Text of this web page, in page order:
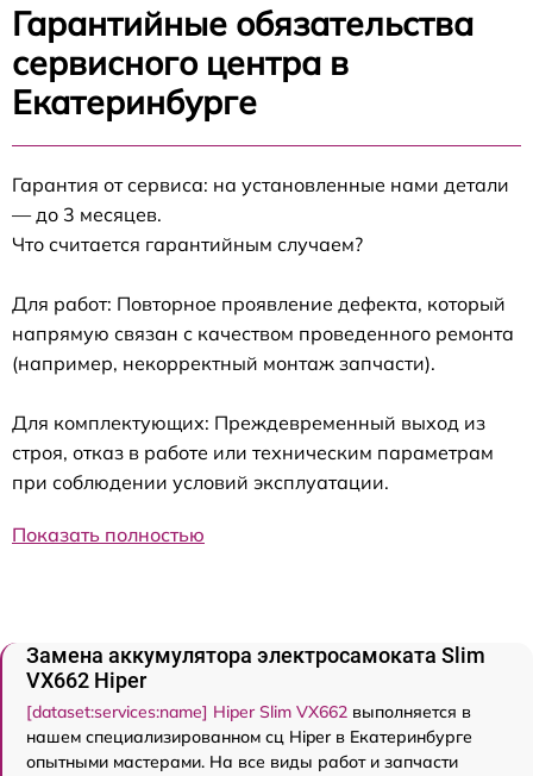
Гарантийные обязательства
сервисного центра в
Екатеринбурге
Гарантия от сервиса: на установленные нами детали
— до 3 месяцев.
Что считается гарантийным случаем?
Для работ: Повторное проявление дефекта, который
напрямую связан с качеством проведенного ремонта
(например, некорректный монтаж запчасти).
Для комплектующих: Преждевременный выход из
строя, отказ в работе или техническим параметрам
при соблюдении условий эксплуатации.
Показать полностью
Замена аккумулятора электросамоката Slim
VX662 Hiper
[dataset:services:name] Hiper Slim VX662 выполняется в
нашем специализированном сц Hiper в Екатеринбурге
опытными мастерами. На все виды работ и запчасти